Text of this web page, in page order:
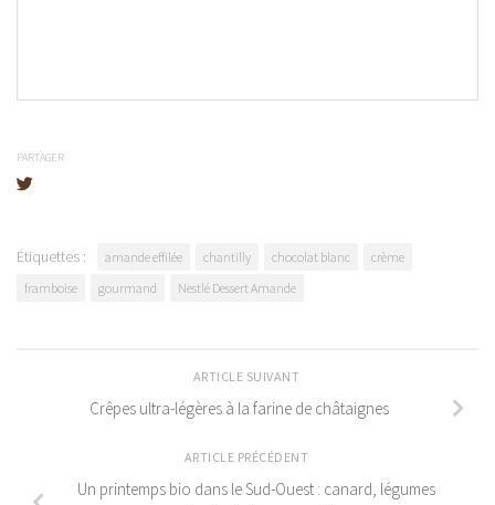
PARTAGER
Étiquettes : amande effilée chantilly chocolat blanc
crème
framboise
gourmand Nestlé Dessert Amande
ARTICLE SUIVANT
Crêpes ultra-légères à la farine de châtaignes
ARTICLE PRÉCÉDENT
Un printemps bio dans le Sud-Ouest : canard, légumes